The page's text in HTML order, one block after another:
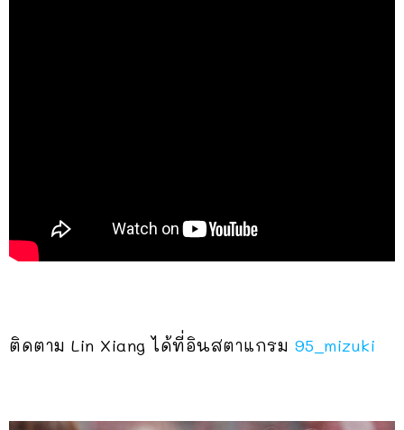
ติดตาม Lin Xiang ได้ที่อินสตาแกรม 95_mizuki